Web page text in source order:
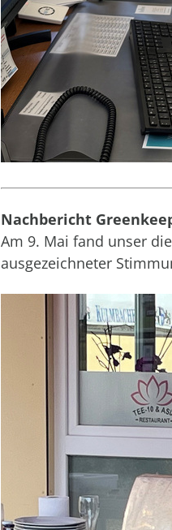
Nachbericht
Am 9. Mai fand unser
ausgezeichneter